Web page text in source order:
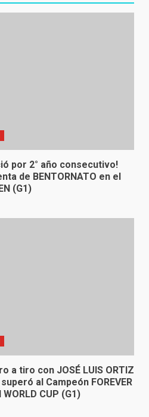
por 2° año consecutivo!
de BENTORNATO en el
(G1)
a tiro con JOSÉ LUIS ORTIZ
al Campeón FOREVER
WORLD CUP (G1)